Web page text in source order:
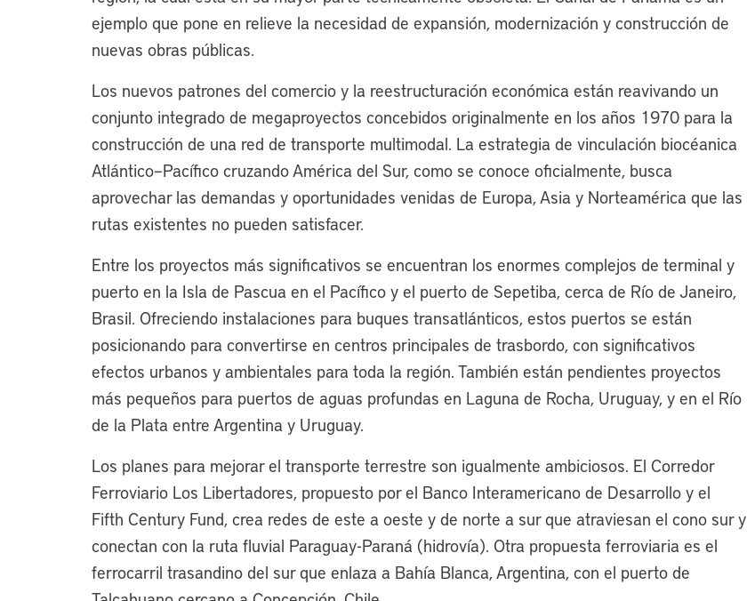
ejemplo que pone en relieve la necesidad de expansión, modernización y construcción de
nuevas obras públicas.
Los nuevos patrones del comercio y la reestructuración económica están reavivando un
conjunto integrado de megaproyectos concebidos originalmente en los años 1970 para la
construcción de una red de transporte multimodal. La estrategia de vinculación biocéanica
Atlántico–Pacífico cruzando América del Sur, como se conoce oficialmente, busca
aprovechar las demandas y oportunidades venidas de Europa, Asia y Norteamérica que las
rutas existentes no pueden satisfacer.
Entre los proyectos más significativos se encuentran los enormes complejos de terminal y
puerto en la Isla de Pascua en el Pacífico y el puerto de Sepetiba, cerca de Río de Janeiro,
Brasil. Ofreciendo instalaciones para buques transatlánticos, estos puertos se están
posicionando para convertirse en centros principales de trasbordo, con significativos
efectos urbanos y ambientales para toda la región. También están pendientes proyectos
más pequeños para puertos de aguas profundas en Laguna de Rocha, Uruguay, y en el Río
de la Plata entre Argentina y Uruguay.
Los planes para mejorar el transporte terrestre son igualmente ambiciosos. El Corredor
Ferroviario Los Libertadores, propuesto por el Banco Interamericano de Desarrollo y el
Fifth Century Fund, crea redes de este a oeste y de norte a sur que atraviesan el cono sur y
conectan con la ruta fluvial Paraguay-Paraná (hidrovía). Otra propuesta ferroviaria es el
ferrocarril trasandino del sur que enlaza a Bahía Blanca, Argentina, con el puerto de